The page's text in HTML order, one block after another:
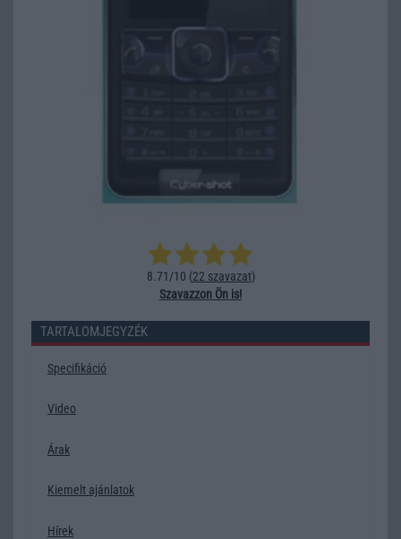
8.71/10 (22 szavazat)
Szavazzon Ön is!
TARTALOMJEGYZÉK
Specifikáció
Video
Árak
Kiemelt ajánlatok
Hírek